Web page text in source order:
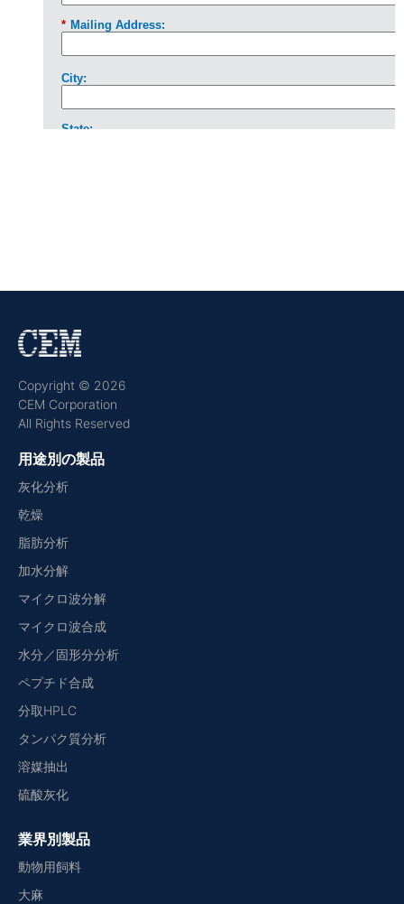
Copyright © 2026
CEM Corporation
All Rights Reserved
用途別の製品
灰化分析
乾燥
脂肪分析
加水分解
マイクロ波分解
マイクロ波合成
水分／固形分分析
ペプチド合成
分取HPLC
タンパク質分析
溶媒抽出
硫酸灰化
業界別製品
動物用飼料
大麻